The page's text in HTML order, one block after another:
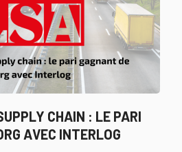
CHAIN : LE PARI
AVEC INTERLOG